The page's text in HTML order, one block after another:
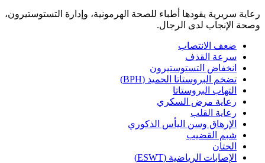
رعاية سريرية يقودها أطباء للصحة الهرمونية، وإدارة التستوستيرون،
وصحة الإنجاب لدى الرجال.
ضعف الانتصاب
سرعة القذف
انخفاض التستوستيرون
تضخم البروستاتا الحميد (BPH)
التهاب البروستاتا
رعاية مرض السكري
رعاية القلب
الإرهاق وسن اليأس الذكوري
شبم القضيب
الختان
الإصابات الرياضية (ESWT)